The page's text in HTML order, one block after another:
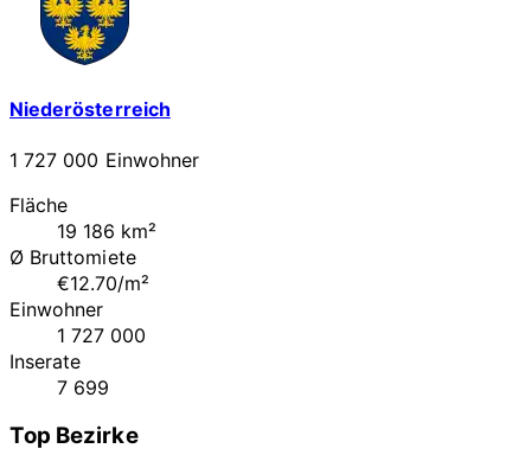
Niederösterreich
1 727 000 Einwohner
Fläche
19 186 km²
Ø Bruttomiete
€12.70/m²
Einwohner
1 727 000
Inserate
7 699
Top Bezirke